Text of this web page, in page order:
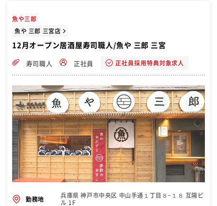
魚や三郎
魚や 三郎 三宮店
12月オープン居酒屋寿司職人/魚や 三郎 三宮
寿司職人 正社員 正社員採用特典対象求人
勤務地
兵庫県 神戸市中央区 中山手通１丁目８−１８ 互陽ビ
ル 1F